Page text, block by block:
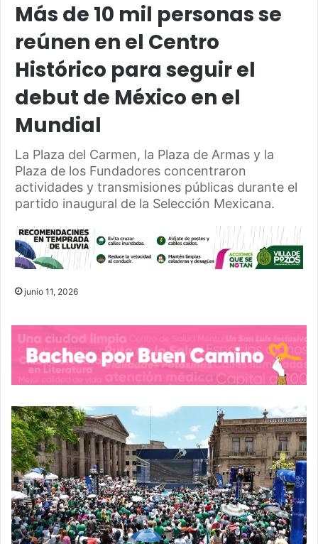
Más de 10 mil personas se
reúnen en el Centro
Histórico para seguir el
debut de México en el
Mundial
La Plaza del Carmen, la Plaza de Armas y la
Plaza de los Fundadores concentraron
actividades y transmisiones públicas durante el
partido inaugural de la Selección Mexicana.
junio 11, 2026